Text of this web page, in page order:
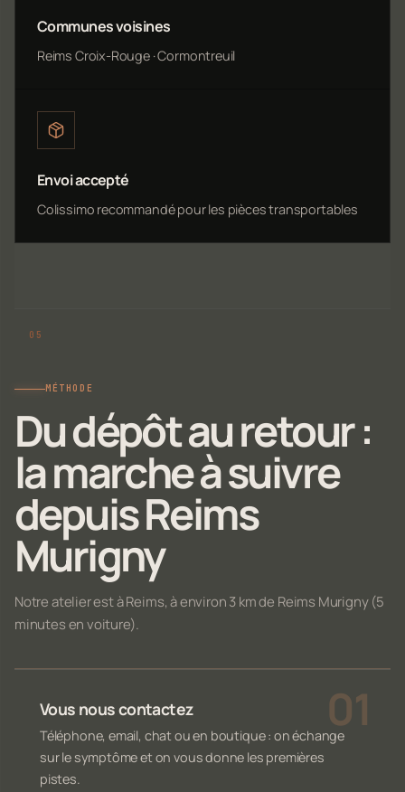
Communes voisines
Reims Croix-Rouge · Cormontreuil
Envoi accepté
Colissimo recommandé pour les pièces transportables
MÉTHODE
Du dépôt au retour :
la marche à suivre
depuis Reims
Murigny
Notre atelier est à Reims, à environ 3 km de Reims Murigny (5
minutes en voiture).
Vous nous contactez
Téléphone, email, chat ou en boutique : on échange
sur le symptôme et on vous donne les premières
pistes.